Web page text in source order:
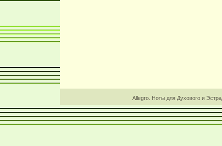
Allegro. Ноты для Духового и